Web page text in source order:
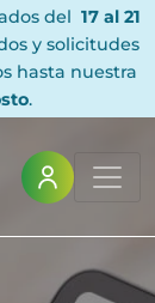
del 17 al 21
y solicitudes
hasta nuestra
.